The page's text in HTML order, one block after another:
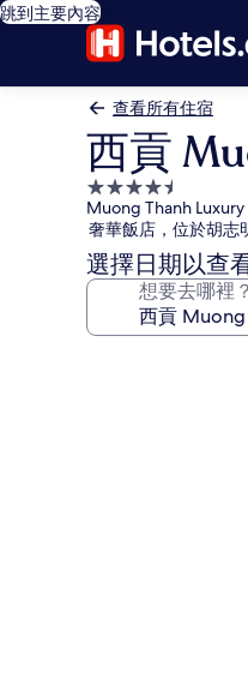
跳到主要內容
查看所有住宿
西貢
4.5
星
級
住
宿
Muong Thanh
奢華飯店，位於胡志
選擇日期以查
想要去哪裡？